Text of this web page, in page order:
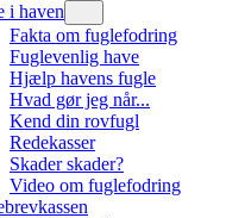
i haven
Fakta om fuglefodring
Fuglevenlig have
Hjælp havens fugle
Hvad gør jeg når...
Kend din rovfugl
Redekasser
Skader skader?
Video om fuglefodring